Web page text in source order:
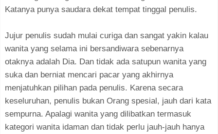
Katanya punya saudara dekat tempat tinggal penulis.
Jujur penulis sudah mulai curiga dan sangat yakin kalau
wanita yang selama ini bersandiwara sebenarnya
otaknya adalah Dia. Dan tidak ada satupun wanita yang
suka dan berniat mencari pacar yang akhirnya
menjatuhkan pilihan pada penulis. Karena secara
keseluruhan, penulis bukan Orang spesial, jauh dari kata
sempurna. Apalagi wanita yang dilibatkan termasuk
kategori wanita idaman dan tidak perlu jauh-jauh hanya